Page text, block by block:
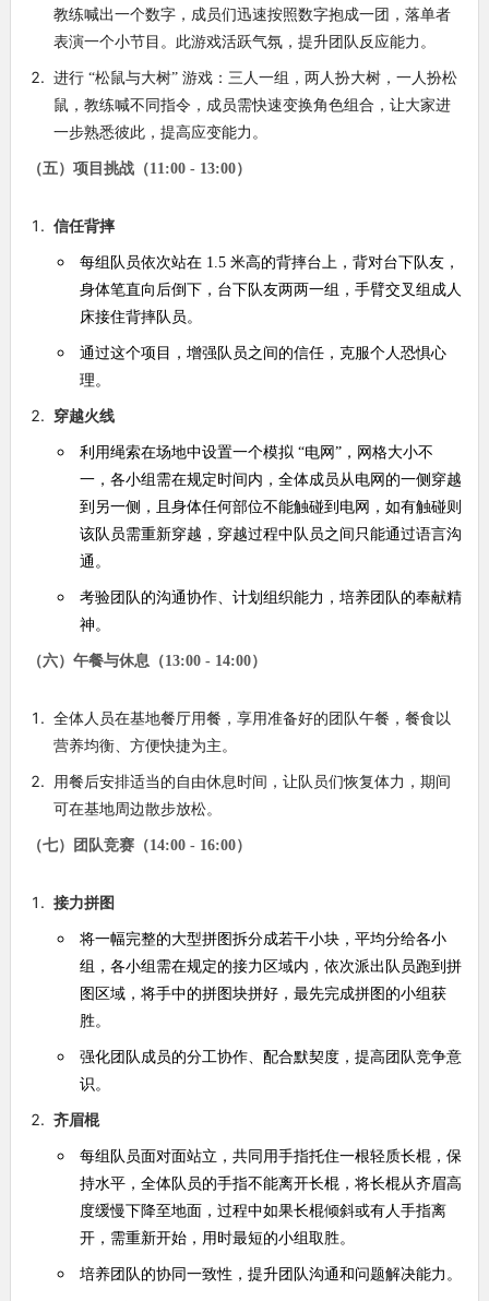
教练喊出一个数字，成员们迅速按照数字抱成一团，落单者
表演一个小节目。此游戏活跃气氛，提升团队反应能力。
进行 “松鼠与大树” 游戏：三人一组，两人扮大树，一人扮松
鼠，教练喊不同指令，成员需快速变换角色组合，让大家进
一步熟悉彼此，提高应变能力。
（五）项目挑战（11:00 - 13:00）
信任背摔
每组队员依次站在 1.5 米高的背摔台上，背对台下队友，
身体笔直向后倒下，台下队友两两一组，手臂交叉组成人
床接住背摔队员。
通过这个项目，增强队员之间的信任，克服个人恐惧心
理。
穿越火线
利用绳索在场地中设置一个模拟 “电网”，网格大小不
一，各小组需在规定时间内，全体成员从电网的一侧穿越
到另一侧，且身体任何部位不能触碰到电网，如有触碰则
该队员需重新穿越，穿越过程中队员之间只能通过语言沟
通。
考验团队的沟通协作、计划组织能力，培养团队的奉献精
神。
（六）午餐与休息（13:00 - 14:00）
全体人员在基地餐厅用餐，享用准备好的团队午餐，餐食以
营养均衡、方便快捷为主。
用餐后安排适当的自由休息时间，让队员们恢复体力，期间
可在基地周边散步放松。
（七）团队竞赛（14:00 - 16:00）
接力拼图
将一幅完整的大型拼图拆分成若干小块，平均分给各小
组，各小组需在规定的接力区域内，依次派出队员跑到拼
图区域，将手中的拼图块拼好，最先完成拼图的小组获
胜。
强化团队成员的分工协作、配合默契度，提高团队竞争意
识。
齐眉棍
每组队员面对面站立，共同用手指托住一根轻质长棍，保
持水平，全体队员的手指不能离开长棍，将长棍从齐眉高
度缓慢下降至地面，过程中如果长棍倾斜或有人手指离
开，需重新开始，用时最短的小组取胜。
培养团队的协同一致性，提升团队沟通和问题解决能力。